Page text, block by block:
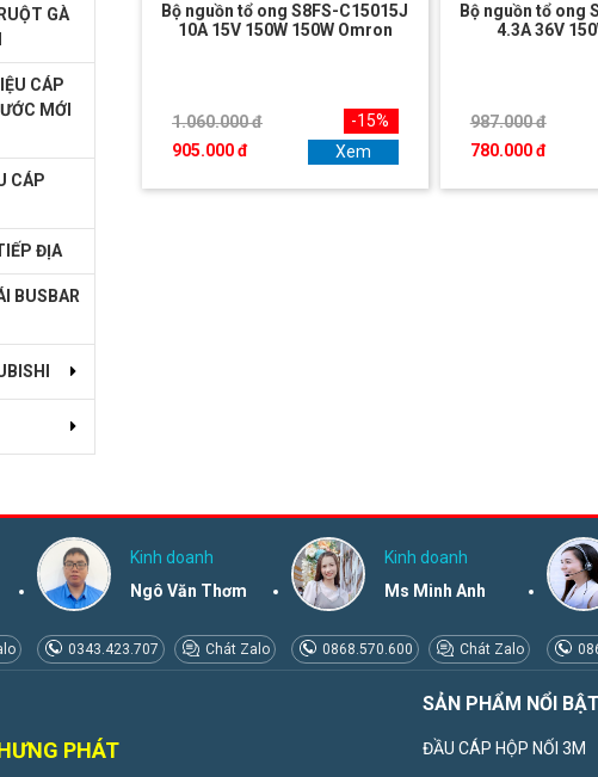
GÀ
CÁP
MỚI
CÁP
ĐỊA
BUSBAR
Bộ nguồn tổ ong S8FS-C15015J
10A 15V 150W 150W Omron
1.060.000 đ
905.000 đ
-15%
Xem
Bộ nguồn tổ ong
4.3A 36V
987.000 đ
780.000 đ
Kinh doanh
Ngô Văn Thơm
0343.423.707 Chát Zalo
Kinh doanh
Ms Minh Anh
0868.570.600 Chát Zalo
PHÁT
SẢN PHẨM NỔI BẬT
ĐẦU CÁP HỘP NỐI 3M